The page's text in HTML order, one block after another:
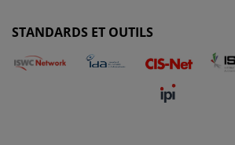
STANDARDS ET OUTILS